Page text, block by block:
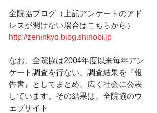
全院協ブログ（上記アンケートのアド
レスが開けない場合はこちらから）
http://zeninkyo.blog.shinobi.jp
なお、全院協は2004年度以来毎年アン
ケート調査を行ない、調査結果を『報
告書』としてまとめ、広く社会に公表
しています。その結果は、全院協のウ
ェブサイト